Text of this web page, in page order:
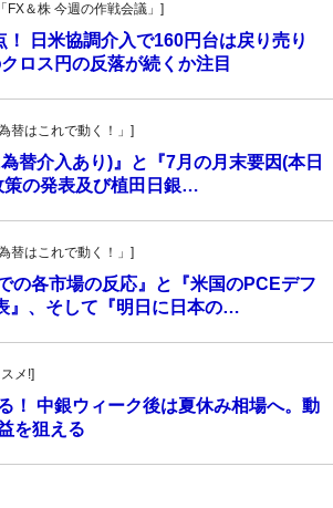
＆株 今週の作戦会議」]
日米協調介入で160円台は戻り売り
ロス円の反落が続くか注目
替はこれで動く！」]
替介入あり)』と『7月の月末要因(本日
策の発表及び植田日銀…
替はこれで動く！」]
の各市場の反応』と『米国のPCEデフ
』、そして『明日に日本の…
メ!]
！ 中銀ウィーク後は夏休み相場へ。動
を狙える